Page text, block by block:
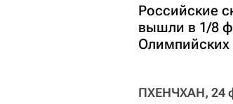
Российские
вышли в 1/8
Олимпийских
ПХЕНЧХАН, 24